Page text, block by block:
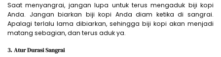
Saat menyangrai, jangan lupa untuk terus mengaduk biji kopi
Anda. Jangan biarkan biji kopi Anda diam ketika di sangrai.
Apalagi terlalu lama dibiarkan, sehingga biji kopi akan menjadi
matang sebagian, dan terus aduk ya.
3. Atur Durasi Sangrai